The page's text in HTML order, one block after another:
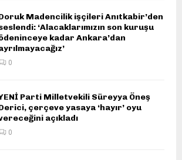
Madencilik işçileri Anıtkabir’den
‘Alacaklarımızın son kuruşu
kadar Ankara’dan
0
Parti Milletvekili Süreyya Öneş
çerçeve yasaya ‘hayır’ oyu
açıkladı
0